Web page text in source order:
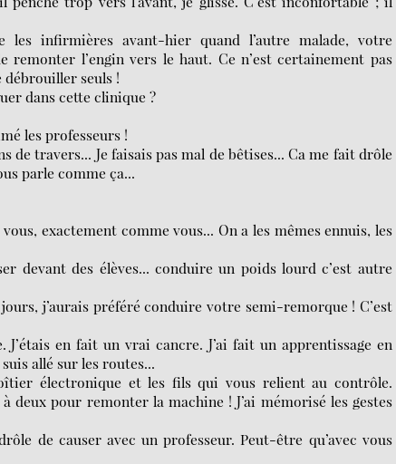
infirmières avant-hier quand l’autre malade, votre
l’engin vers le haut. Ce n’est certainement pas
débrouiller seuls !
dans cette clinique ?
les professeurs !
de travers... Je faisais pas mal de bêtises... Ca me fait drôle
parle comme ça...
exactement comme vous... On a les mêmes ennuis, les
devant des élèves... conduire un poids lourd c’est autre
j’aurais préféré conduire votre semi-remorque ! C’est
en fait un vrai cancre. J’ai fait un apprentissage en
allé sur les routes...
électronique et les fils qui vous relient au contrôle.
pour remonter la machine ! J’ai mémorisé les gestes
de causer avec un professeur. Peut-être qu’avec vous